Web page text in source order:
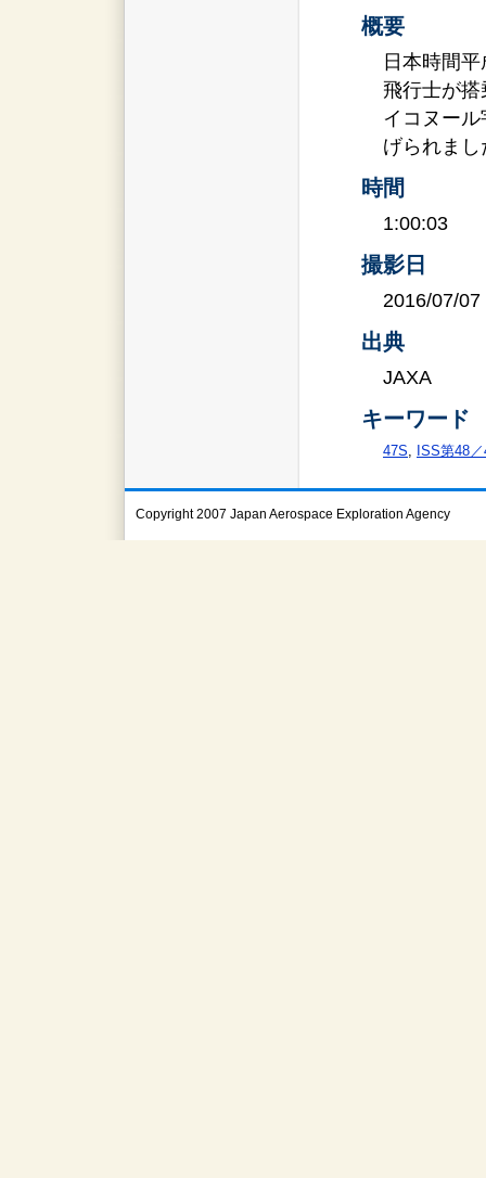
概要
日本時間
飛行士が
イコヌー
げられまし
時間
1:00:03
撮影日
2016/07/07
出典
JAXA
キーワード
47S, ISS第48
Copyright 2007 Japan Aerospace Exploration Agency